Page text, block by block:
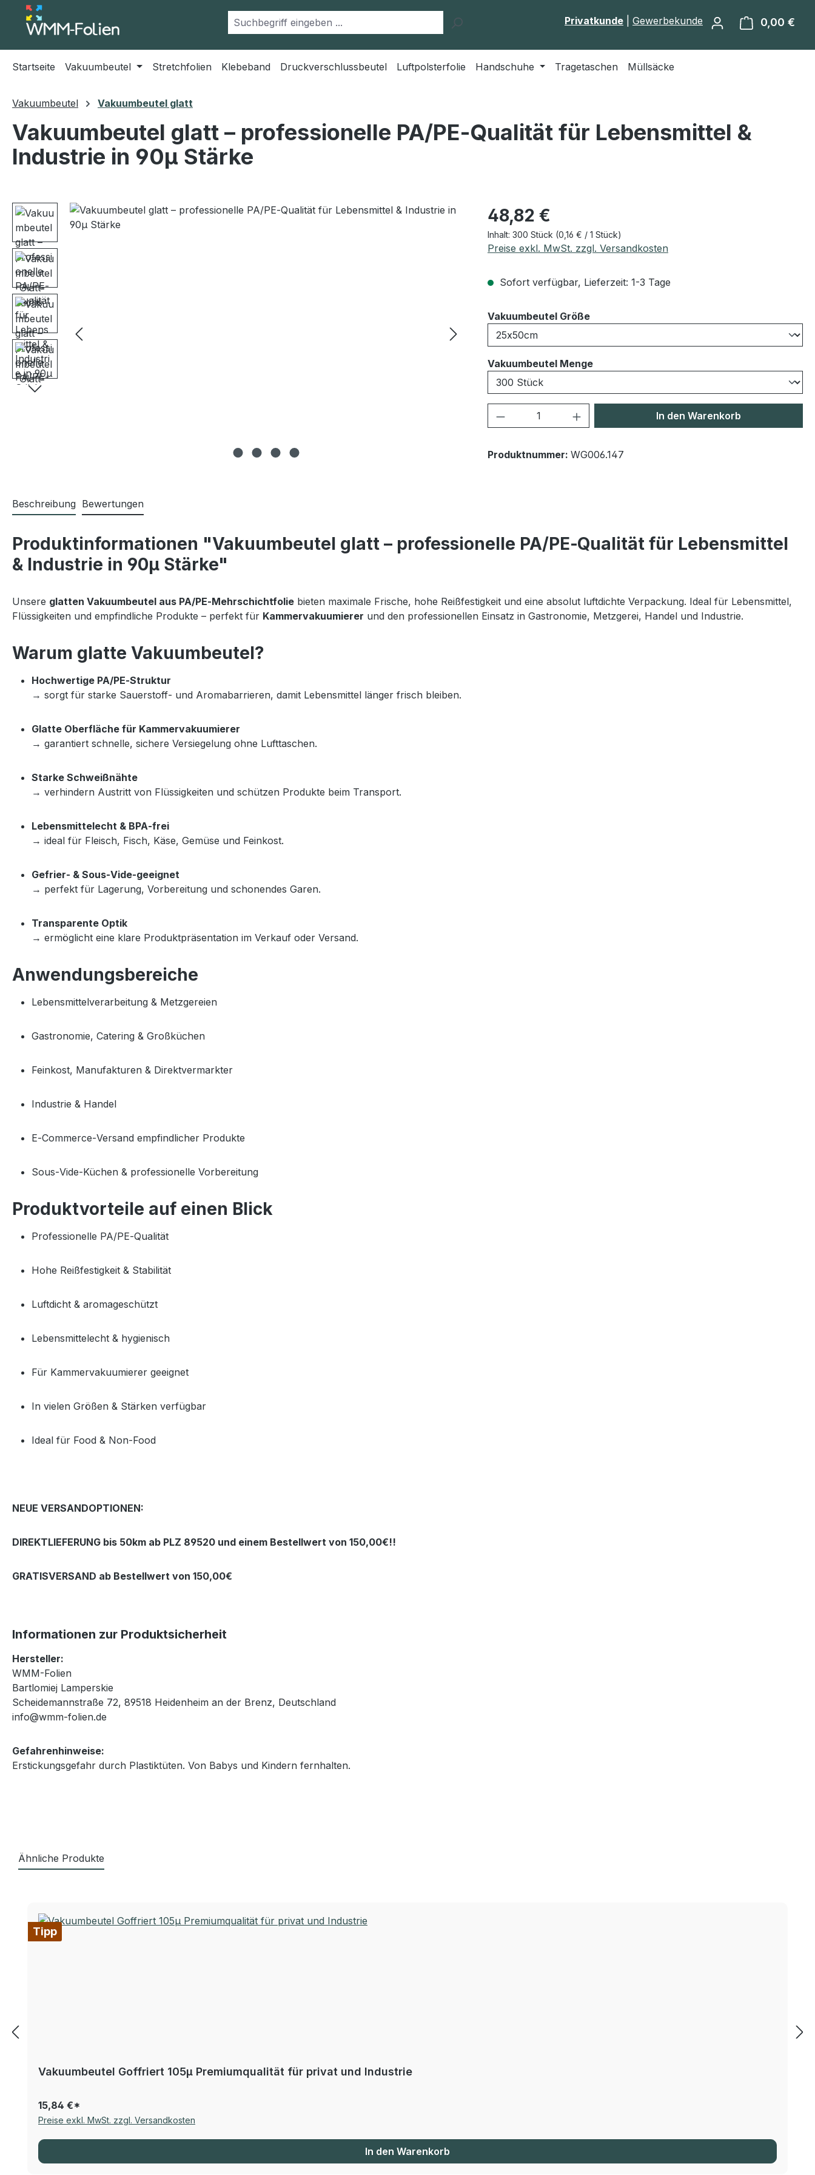
Hauptinhalt springen
Zur Suche springen
Zur Hauptnavigation springen
Privatkunde Gewerbekunde 0,00 €
Startseite Vakuumbeutel Stretchfolien Klebeband Druckverschlussbeutel Luftpolsterfolie Handschuhe Tragetaschen Müllsäcke
Vakuumbeutel Vakuumbeutel glatt
Vakuumbeutel glatt – professionelle PA/PE‑Qualität für Lebensmittel &
Industrie in 90µ Stärke
Bildergalerie überspringen Regulärer Preis:
48,82 €
Inhalt: 300 Stück (0,16 € / 1 Stück)
Preise exkl. MwSt. zzgl. Versandkosten
Sofort verfügbar, Lieferzeit: 1-3 Tage
Vakuumbeutel Größeauswählen
Vakuumbeutel Mengeauswählen
Produkt Anzahl: Gib den gewünschten Wert
In den Warenkorb
Produktnummer: WG006.147
Beschreibung Bewertungen
Produktinformationen "Vakuumbeutel glatt – professionelle PA/PE‑Qualität für Lebensmittel
& Industrie in 90µ Stärke"
Unsere glatten Vakuumbeutel aus PA/PE‑Mehrschichtfolie bieten maximale Frische, hohe Reißfestigkeit und eine absolut luftdichte Verpackung. Ideal für Lebensmittel,
Flüssigkeiten und empfindliche Produkte – perfekt für Kammervakuumierer und den professionellen Einsatz in Gastronomie, Metzgerei, Handel und Industrie.
Warum glatte Vakuumbeutel?
Hochwertige PA/PE‑Struktur
→ sorgt für starke Sauerstoff‑ und Aromabarrieren, damit Lebensmittel länger frisch bleiben.
Glatte Oberfläche für Kammervakuumierer
→ garantiert schnelle, sichere Versiegelung ohne Lufttaschen.
Starke Schweißnähte
→ verhindern Austritt von Flüssigkeiten und schützen Produkte beim Transport.
Lebensmittelecht & BPA‑frei
→ ideal für Fleisch, Fisch, Käse, Gemüse und Feinkost.
Gefrier‑ & Sous‑Vide‑geeignet
→ perfekt für Lagerung, Vorbereitung und schonendes Garen.
Transparente Optik
→ ermöglicht eine klare Produktpräsentation im Verkauf oder Versand.
Anwendungsbereiche
Lebensmittelverarbeitung & Metzgereien
Gastronomie, Catering & Großküchen
Feinkost, Manufakturen & Direktvermarkter
Industrie & Handel
E‑Commerce‑Versand empfindlicher Produkte
Sous‑Vide‑Küchen & professionelle Vorbereitung
Produktvorteile auf einen Blick
Professionelle PA/PE‑Qualität
Hohe Reißfestigkeit & Stabilität
Luftdicht & aromageschützt
Lebensmittelecht & hygienisch
Für Kammervakuumierer geeignet
In vielen Größen & Stärken verfügbar
Ideal für Food & Non‑Food
NEUE VERSANDOPTIONEN:
DIREKTLIEFERUNG bis 50km ab PLZ 89520 und einem Bestellwert von 150,00€!!
GRATISVERSAND ab Bestellwert von 150,00€
Informationen zur Produktsicherheit
Hersteller:
WMM-Folien
Bartlomiej Lamperskie
Scheidemannstraße 72, 89518 Heidenheim an der Brenz, Deutschland
info@wmm-folien.de
Gefahrenhinweise:
Erstickungsgefahr durch Plastiktüten. Von Babys und Kindern fernhalten.
Ähnliche Produkte
Tipp
Vakuumbeutel Goffriert 105µ Premiumqualität für privat und Industrie
15,84 €*
Preise exkl. MwSt. zzgl. Versandkosten
In den Warenkorb